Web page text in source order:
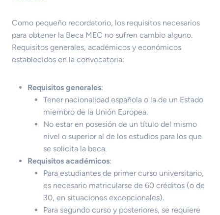
Como pequeño recordatorio, los requisitos necesarios
para obtener la Beca MEC no sufren cambio alguno.
Requisitos generales, académicos y económicos
establecidos en la convocatoria:
Requisitos generales:
Tener nacionalidad española o la de un Estado
miembro de la Unión Europea.
No estar en posesión de un título del mismo
nivel o superior al de los estudios para los que
se solicita la beca.
Requisitos académicos:
Para estudiantes de primer curso universitario,
es necesario matricularse de 60 créditos (o de
30, en situaciones excepcionales).
Para segundo curso y posteriores, se requiere